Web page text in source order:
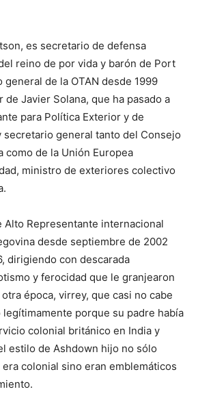
es secretario de defensa
reino de por vida y barón de Port
de la OTAN desde 1999
de Javier Solana, que ha pasado a
para Política Exterior y de
secretario general tanto del Consejo
como de la Unión Europea
ministro de exteriores colectivo
Alto Representante internacional
desde septiembre de 2002
dirigiendo con descarada
y ferocidad que le granjearon
época, virrey, que casi no cabe
porque su padre había
colonial británico en India y
estilo de Ashdown hijo no sólo
era colonial sino eran emblemáticos